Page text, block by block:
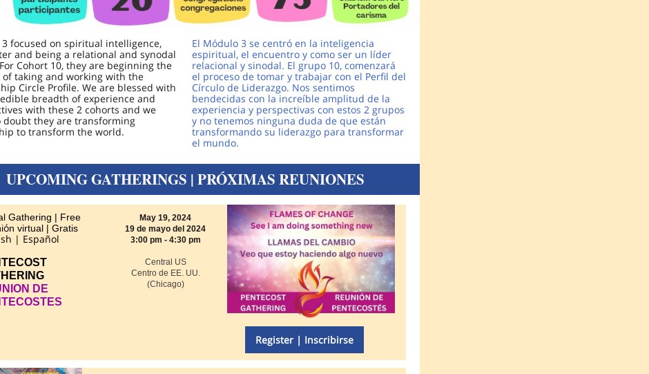
focused on spiritual intelligence,
and being a relational and synodal
Cohort 10, they are beginning the
of taking and working with the
Circle Profile. We are blessed with
breadth of experience and
with these 2 cohorts and we
doubt they are transforming
to transform the world.
El Módulo 3 se centró en la inteligencia
espiritual, el encuentro y como ser un líder
relacional y sinodal. El grupo 10, comenzará
el proceso de tomar y trabajar con el Perfil del
Círculo de Liderazgo. Nos sentimos
bendecidas con la increíble amplitud de la
experiencia y perspectivas con estos 2 grupos
y no tenemos ninguna duda de que están
transformando su liderazgo para transformar
el mundo.
UPCOMING GATHERINGS | PRÓXIMAS REUNIONES
Gathering | Free
ón virtual | Gratis
| Español
DE
May 19, 2024
19 de mayo del 2024
3:00 pm - 4:30 pm
Central US
Centro de EE. UU.
(Chicago)
Register | Inscribirse